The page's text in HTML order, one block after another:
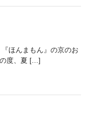
ほんまもん』の京のお
度、夏 […]